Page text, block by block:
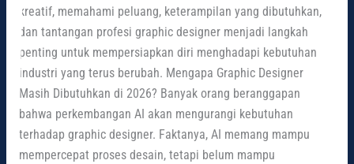
kreatif, memahami peluang, keterampilan yang dibutuhkan,
dan tantangan profesi graphic designer menjadi langkah
penting untuk mempersiapkan diri menghadapi kebutuhan
industri yang terus berubah. Mengapa Graphic Designer
Masih Dibutuhkan di 2026? Banyak orang beranggapan
bahwa perkembangan AI akan mengurangi kebutuhan
terhadap graphic designer. Faktanya, AI memang mampu
mempercepat proses desain, tetapi belum mampu